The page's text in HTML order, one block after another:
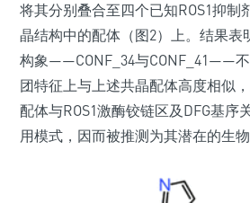
将其分别叠合至四个已知ROS1抑制
晶结构中的配体（图2）上。结果表
构象——CONF_34与CONF_41——
团特征上与上述共晶配体高度相似
配体与ROS1激酶铰链区及DFG基序
用模式，因而被推测为其潜在的生物